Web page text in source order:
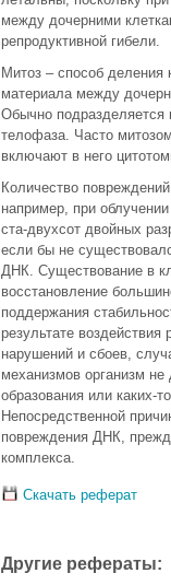
между дочерними
репродуктивной гибели.
Митоз – способ деления
материала между
Обычно подразделяется
телофаза. Часто
включают в него
Количество
например, при
ста-двухсот двойных
если бы не
ДНК. Существование в
восстановление
поддержания
результате
нарушений и сбоев,
механизмов организм не
образования или каких-
Непосредственной
повреждения ДНК,
комплекса.
Скачать реферат
Другие рефераты: